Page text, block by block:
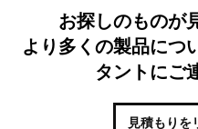
お探しのものが
より多くの製品につ
タントにご
見積もりを